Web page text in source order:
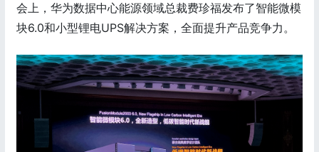
会上，华为数据中心能源领域总裁费珍福发布了智能微模
块6.0和小型锂电UPS解决方案，全面提升产品竞争力。